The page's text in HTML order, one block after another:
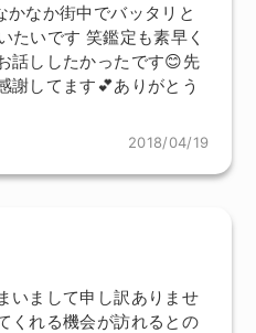
なか街中でバッタリと
たいです 笑鑑定も素早く
話ししたかったです😊先
謝してます💕ありがとう
2018/04/19
いまして申し訳ありませ
くれる機会が訪れるとの